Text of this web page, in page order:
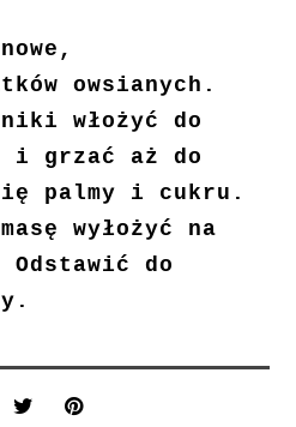
owsianych.
włożyć do
i grzać aż do
palmy i cukru.
wyłożyć na
do